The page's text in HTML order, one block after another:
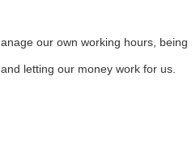
our own working hours, being
letting our money work for us.